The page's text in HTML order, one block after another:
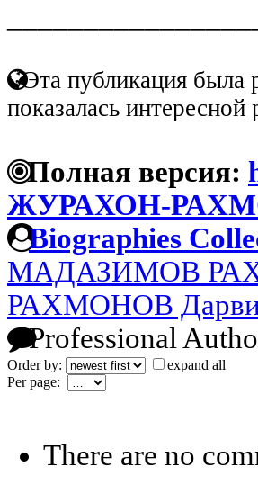
Эта публикация была
показалась интересной
Полная версия:
ЖУРАХОН-
Biographies
МАДАЗИМОВ
РАХМОНОВ
Professional
Order by:
expand all
Per page:
There are no